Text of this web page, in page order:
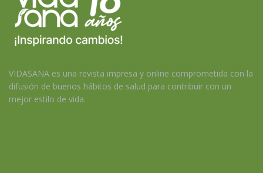
VIDASANA es una revista impresa y online comprometida con la
difusión de buenos hábitos de salud para contribuir con un
mejor estilo de vida.